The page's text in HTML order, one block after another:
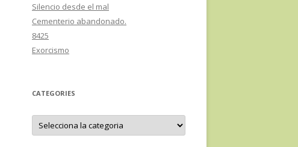
Silencio desde el mal
Cementerio abandonado.
8425
Exorcismo
CATEGORIES
C
t